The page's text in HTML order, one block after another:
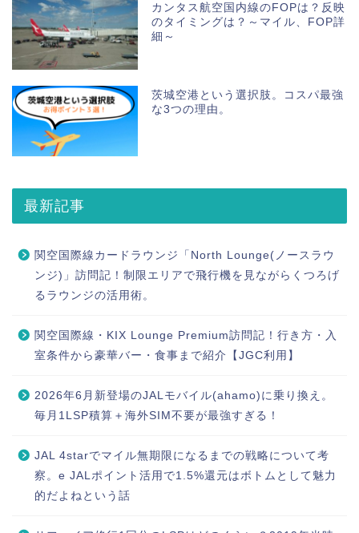
カンタス航空国内線のFOPは？反映
のタイミングは？～マイル、FOP詳
細～
茨城空港という選択肢。コスパ最強
な3つの理由。
最新記事
関空国際線カードラウンジ「North Lounge(ノースラウ
ンジ)」訪問記！制限エリアで飛行機を見ながらくつろげ
るラウンジの活用術。
関空国際線・KIX Lounge Premium訪問記！行き方・入
室条件から豪華バー・食事まで紹介【JGC利用】
2026年6月新登場のJALモバイル(ahamo)に乗り換え。
毎月1LSP積算＋海外SIM不要が最強すぎる！
JAL 4starでマイル無期限になるまでの戦略について考
察。e JALポイント活用で1.5%還元はボトムとして魅力
的だよねという話